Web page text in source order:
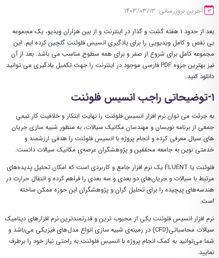
آخرین بروزرسانی: ۱۴۰۳/۰۳/۱۳
بعد از حدود ۱ هفته گشت و گذار در اینترنت و از بین هزاران ویدیو، یک مجموعه
بی نقص و کامل ویدیویی را برای یادگیری انسیس فلوئنت گلچین کرده ایم. این
مجموعه کامل برای شروع از صفر و برای همه سطوح مناسب می باشد. بعد از آن
نیز بهترین جزوه PDF فارسی موجود در اینترنت را جهت تکمیل یادگیری می توانید
دانلود کنید.
۱-توضیحاتی راجب انسیس فلوئنت
به جرئت می توان نرم افزار انسیس فلوئنت را نهایت ابتکار و خلاقیت کار تیمیِ
جمعی از برنامه نویسان و مهندسان مکانیک سیالات، به منظور شبیه سازی جریان
های سیال معرفی کرده و انجام پروژه با انسیس فلوئنت را هدفی ارزشمند و
خدمتی نوین به جامعه محققین و پژوهشگران عرصه‌ی مکانیک سیالات دانست.
فلوئنت یا FLUENT یک نرم افزار جامع و کاربردی است که امکان تحلیل پدیده‌های
مرتبط با سیالات و جریان‌های دو بعدی و سه بعدی را فراهم کرده و انتقال حرارت در
هندسه‌های پیچیده را برای تحلیل گران و پژوهشگران این حوزه ممکن ساخته
است.
نرم افزار انسیس فلوئنت یکی از محبوب ترین و قدرتمندترین نرم افزارهای دینامیک
سیالات محاسباتی(CFD) در زمینه‌ی شبیه سازی انواع مدل‌های فیزیکی می‌باشد و
شما می‌توانید به کمک انجام پروژه با انسیس فلوئنت به راحتی نیاز خود را برطرف
نمایید.